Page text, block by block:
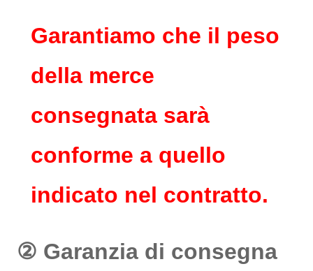
Garantiamo che il peso
della merce
consegnata sarà
conforme a quello
indicato nel contratto.
② Garanzia di consegna